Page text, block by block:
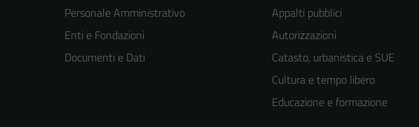
Personale Amministrativo
Enti e Fondazioni
Documenti e Dati
Appalti pubblici
Autorizzazioni
Catasto, urbanistica e SUE
Cultura e tempo libero
Educazione e formazione